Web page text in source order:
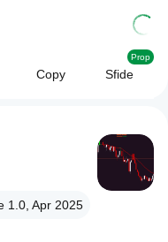
Copy Sfide
Prop
1.0, Apr 2025